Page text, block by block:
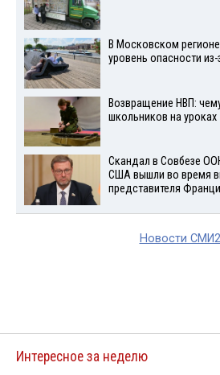
В Московском
уровень опасности
Возвращение НВП:
школьников на уроках
Скандал в Совбезе
США вышли во время
представителя
Новости СМИ2
Интересное за неделю